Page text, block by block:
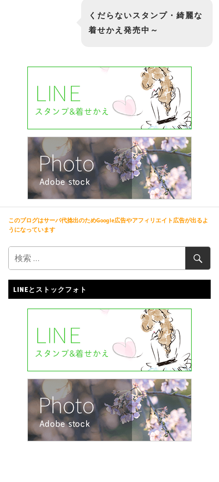
くだらないスタンプ・綺麗な
着せかえ発売中～
このブログはサーバ代捻出のためGoogle広告やアフィリエイト広告が出るよ
うになっています
LINEとストックフォト